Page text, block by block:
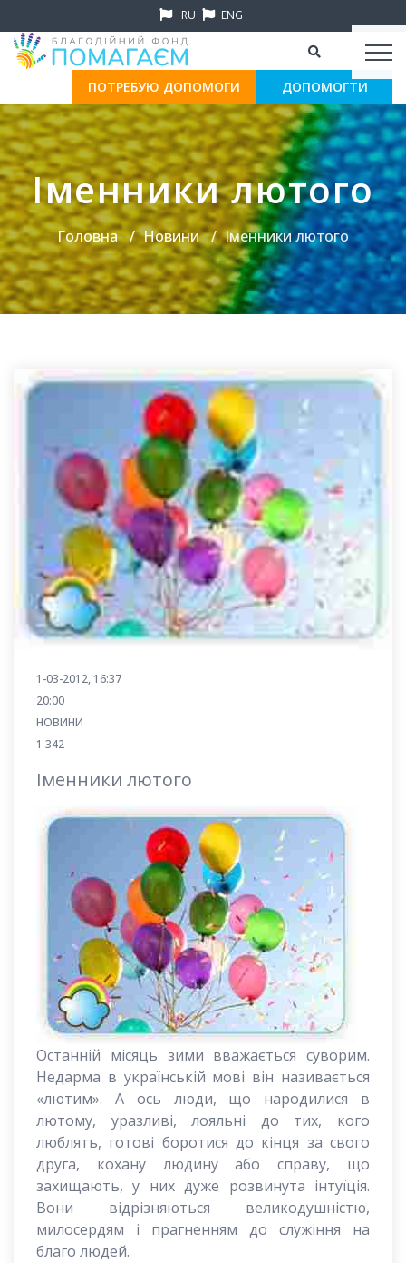
RU ENG
ПОТРЕБУЮ ДОПОМОГИ ДОПОМОГТИ
Іменники лютого
Головна Новини Іменники лютого
1-03-2012, 16:37
20:00
НОВИНИ
1 342
Іменники лютого
Останній місяць зими вважається суворим.
Недарма в українській мові він називається
«лютим». А ось люди, що народилися в
лютому, уразливі, лояльні до тих, кого
люблять, готові боротися до кінця за свого
друга, кохану людину або справу, що
захищають, у них дуже розвинута інтуїція.
Вони відрізняються великодушністю,
милосердям і прагненням до служіння на
благо людей.